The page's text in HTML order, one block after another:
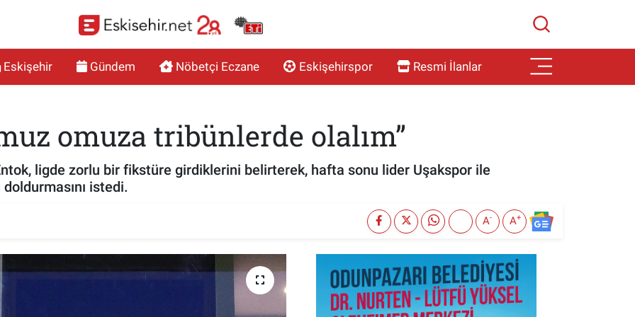
Eskişehir Gündem Nöbetçi Eczane Eskişehirspor Resmi İlanlar
omuza tribünlerde olalım”
ligde zorlu bir fikstüre girdiklerini belirterek, hafta sonu lider Uşakspor ile
istedi.
A- A+